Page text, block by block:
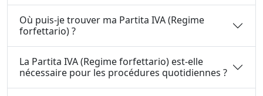
Où puis-je trouver ma Partita IVA (Regime
forfettario) ?
La Partita IVA (Regime forfettario) est-elle
nécessaire pour les procédures quotidiennes ?